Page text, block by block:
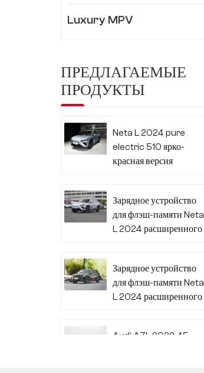
Luxury MPV
ПРЕДЛАГАЕМЫЕ
ПРОДУКТЫ
Neta L 2024 pure
electric 510 ярко-
красная версия
Зарядное устройство
для флэш-памяти Neta
L 2024 расширенного
Зарядное устройство
для флэш-памяти Neta
L 2024 расширенного
Audi A7L 2022 45